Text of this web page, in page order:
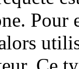
Pour